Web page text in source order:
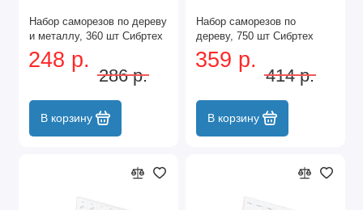
Набор саморезов по дереву
и металлу, 360 шт Сибртех
248 р.
286 р.
В корзину
Набор саморезов по
дереву, 750 шт Сибртех
359 р.
414 р.
В корзину